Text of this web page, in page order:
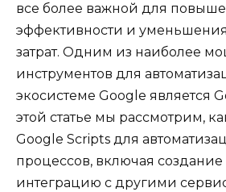
все более важной для
эффективности и
затрат. Одним из наиболее
инструментов для
экосистеме Google является
этой статье мы рассмотрим,
Google Scripts для
процессов, включая
интеграцию с другими